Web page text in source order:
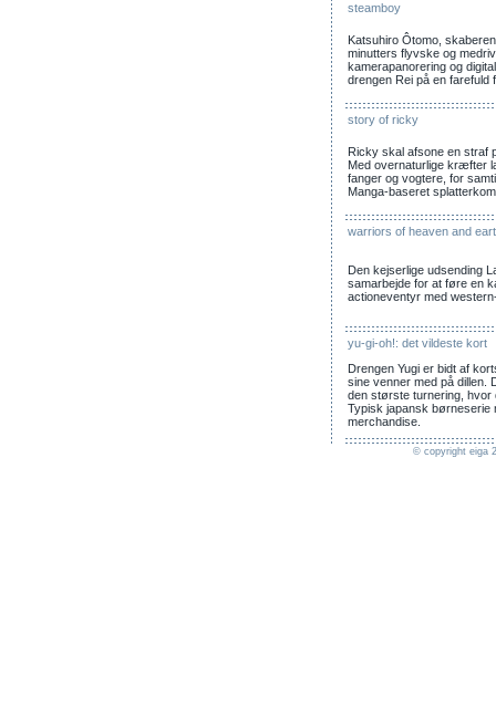
steamboy
Katsuhiro Ôtomo,
minutters flyvske og
kamerapanorering og
drengen Rei på en
story of ricky
Ricky skal afsone en straf
Med overnaturlige kræfter
fanger og vogtere, for
Manga-baseret
warriors of heaven and
Den kejserlige udsending
samarbejde for at føre en
actioneventyr med
yu-gi-oh!: det vildeste kort
Drengen Yugi er bidt af
sine venner med på dillen.
den største turnering, hvor
Typisk japansk børneserie
merchandise.
© copyright eiga